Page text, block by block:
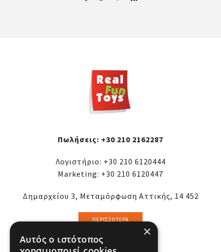
Πωλήσεις: +30 210 2162287
Λογιστήριο: +30 210 6120444
Marketing: +30 210 6120447
Δημαρχείου 3, Μεταμόρφωση Αττικής, 14 452
ΠΕΡΙΣΣΌΤΕΡΑ
×
Αυτός ο ιστότοπος